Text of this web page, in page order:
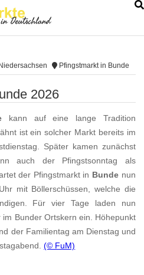
Niedersachsen Pfingstmarkt in Bunde
2026
kann auf eine lange Tradition
ist ein solcher Markt bereits im
Später kamen zunächst
auch der Pfingstsonntag als
der Pfingstmarkt in Bunde nun
mit Böllerschüssen, welche die
Für vier Tage laden nun
Bunder Ortskern ein. Höhepunkt
der Familientag am Dienstag und
(© FuM)